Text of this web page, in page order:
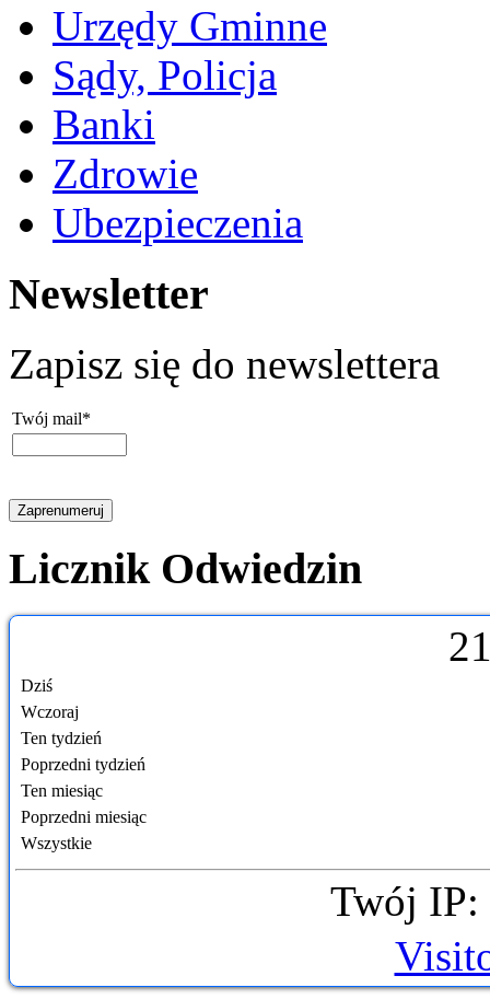
Urzędy Gminne
Sądy, Policja
Banki
Zdrowie
Ubezpieczenia
Newsletter
Zapisz się do newslettera
Twój mail*
Licznik Odwiedzin
2
Dziś
Wczoraj
Ten tydzień
Poprzedni tydzień
Ten miesiąc
Poprzedni miesiąc
Wszystkie
Twój IP: